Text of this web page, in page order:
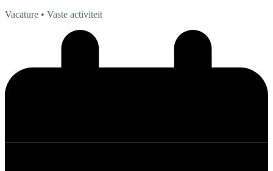
Vacature • Vaste activiteit